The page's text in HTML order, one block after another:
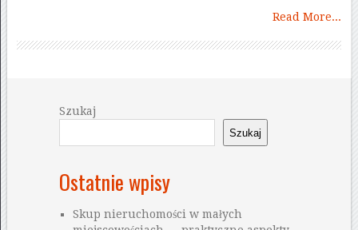
Read More...
Szukaj
Szukaj
Ostatnie wpisy
Skup nieruchomości w małych